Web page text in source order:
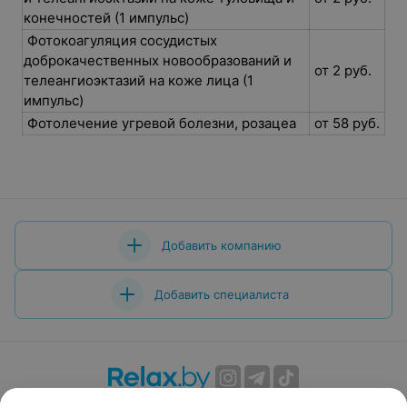
конечностей (1 импульс)
Фотокоагуляция сосудистых
доброкачественных новообразований и
телеангиоэктазий на коже лица (1
импульс)
от 2 руб.
Фотолечение угревой болезни, розацеа от 58 руб.
Добавить компанию
Добавить специалиста